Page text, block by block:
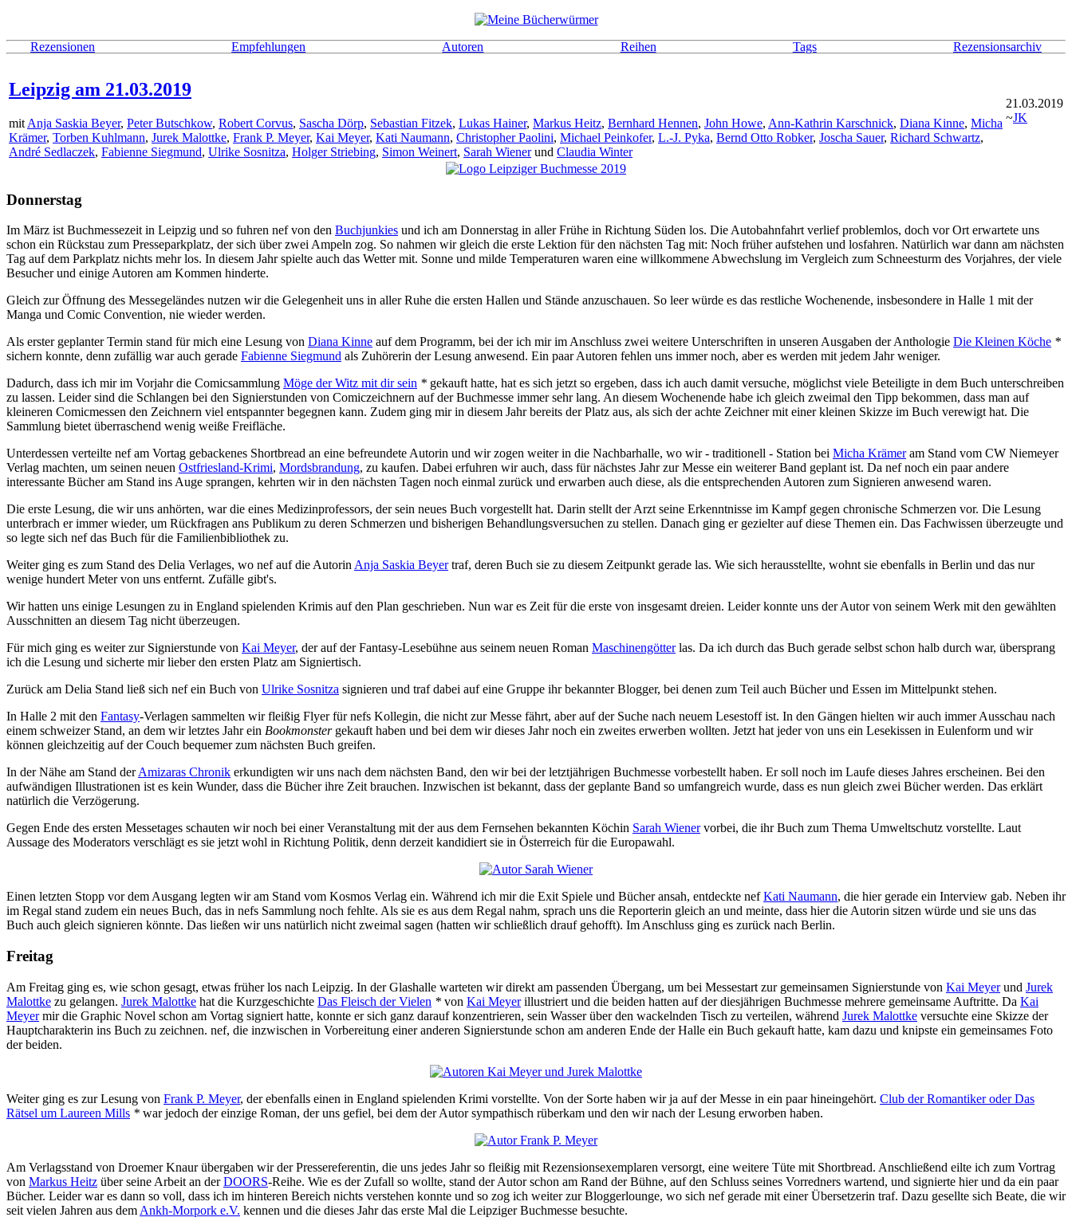
Rezensionen Empfehlungen Autoren Reihen Tags Rezensionsarchiv
Leipzig am 21.03.2019
mit Anja Saskia Beyer, Peter Butschkow, Robert Corvus, Sascha Dörp, Sebastian Fitzek, Lukas Hainer, Markus Heitz, Bernhard Hennen, John Howe, Ann-Kathrin Karschnick, Diana Kinne, Micha
Krämer, Torben Kuhlmann, Jurek Malottke, Frank P. Meyer, Kai Meyer, Kati Naumann, Christopher Paolini, Michael Peinkofer, L.-J. Pyka, Bernd Otto Robker, Joscha Sauer, Richard Schwartz,
André Sedlaczek, Fabienne Siegmund, Ulrike Sosnitza, Holger Striebing, Simon Weinert, Sarah Wienerund Claudia Winter
21.03.2019
~JK
Donnerstag
Im März ist Buchmessezeit in Leipzig und so fuhren nef von den Buchjunkies und ich am Donnerstag in aller Frühe in Richtung Süden los. Die Autobahnfahrt verlief problemlos, doch vor Ort erwartete uns
schon ein Rückstau zum Presseparkplatz, der sich über zwei Ampeln zog. So nahmen wir gleich die erste Lektion für den nächsten Tag mit: Noch früher aufstehen und losfahren. Natürlich war dann am nächsten
Tag auf dem Parkplatz nichts mehr los. In diesem Jahr spielte auch das Wetter mit. Sonne und milde Temperaturen waren eine willkommene Abwechslung im Vergleich zum Schneesturm des Vorjahres, der viele
Besucher und einige Autoren am Kommen hinderte.
Gleich zur Öffnung des Messegeländes nutzen wir die Gelegenheit uns in aller Ruhe die ersten Hallen und Stände anzuschauen. So leer würde es das restliche Wochenende, insbesondere in Halle 1 mit der
Manga und Comic Convention, nie wieder werden.
Als erster geplanter Termin stand für mich eine Lesung von Diana Kinne auf dem Programm, bei der ich mir im Anschluss zwei weitere Unterschriften in unseren Ausgaben der Anthologie Die Kleinen Köche *
sichern konnte, denn zufällig war auch gerade Fabienne Siegmund als Zuhörerin der Lesung anwesend. Ein paar Autoren fehlen uns immer noch, aber es werden mit jedem Jahr weniger.
Dadurch, dass ich mir im Vorjahr die Comicsammlung Möge der Witz mit dir sein * gekauft hatte, hat es sich jetzt so ergeben, dass ich auch damit versuche, möglichst viele Beteiligte in dem Buch unterschreiben
zu lassen. Leider sind die Schlangen bei den Signierstunden von Comiczeichnern auf der Buchmesse immer sehr lang. An diesem Wochenende habe ich gleich zweimal den Tipp bekommen, dass man auf
kleineren Comicmessen den Zeichnern viel entspannter begegnen kann. Zudem ging mir in diesem Jahr bereits der Platz aus, als sich der achte Zeichner mit einer kleinen Skizze im Buch verewigt hat. Die
Sammlung bietet überraschend wenig weiße Freifläche.
Unterdessen verteilte nef am Vortag gebackenes Shortbread an eine befreundete Autorin und wir zogen weiter in die Nachbarhalle, wo wir - traditionell - Station bei Micha Krämeram Stand vom CW Niemeyer
Verlag machten, um seinen neuen Ostfriesland-Krimi, Mordsbrandung, zu kaufen. Dabei erfuhren wir auch, dass für nächstes Jahr zur Messe ein weiterer Band geplant ist. Da nef noch ein paar andere
interessante Bücher am Stand ins Auge sprangen, kehrten wir in den nächsten Tagen noch einmal zurück und erwarben auch diese, als die entsprechenden Autoren zum Signieren anwesend waren.
Die erste Lesung, die wir uns anhörten, war die eines Medizinprofessors, der sein neues Buch vorgestellt hat. Darin stellt der Arzt seine Erkenntnisse im Kampf gegen chronische Schmerzen vor. Die Lesung
unterbrach er immer wieder, um Rückfragen ans Publikum zu deren Schmerzen und bisherigen Behandlungsversuchen zu stellen. Danach ging er gezielter auf diese Themen ein. Das Fachwissen überzeugte und
so legte sich nef das Buch für die Familienbibliothek zu.
Weiter ging es zum Stand des Delia Verlages, wo nef auf die AutorinAnja Saskia Beyertraf, deren Buch sie zu diesem Zeitpunkt gerade las. Wie sich herausstellte, wohnt sie ebenfalls in Berlin und das nur
wenige hundert Meter von uns entfernt. Zufälle gibt's.
Wir hatten uns einige Lesungen zu in England spielenden Krimis auf den Plan geschrieben. Nun war es Zeit für die erste von insgesamt dreien. Leider konnte uns der Autor von seinem Werk mit den gewählten
Ausschnitten an diesem Tag nicht überzeugen.
Für mich ging es weiter zur Signierstunde von Kai Meyer, der auf der Fantasy-Lesebühne aus seinem neuen Roman Maschinengötterlas. Da ich durch das Buch gerade selbst schon halb durch war, übersprang
ich die Lesung und sicherte mir lieber den ersten Platz am Signiertisch.
Zurück am Delia Stand ließ sich nef ein Buch von Ulrike Sosnitza signieren und traf dabei auf eine Gruppe ihr bekannter Blogger, bei denen zum Teil auch Bücher und Essen im Mittelpunkt stehen.
In Halle 2 mit den Fantasy-Verlagen sammelten wir fleißig Flyer für nefs Kollegin, die nicht zur Messe fährt, aber auf der Suche nach neuem Lesestoff ist. In den Gängen hielten wir auch immer Ausschau nach
einem schweizer Stand, an dem wir letztes Jahr ein Bookmonstergekauft haben und bei dem wir dieses Jahr noch ein zweites erwerben wollten. Jetzt hat jeder von uns ein Lesekissen in Eulenform und wir
können gleichzeitig auf der Couch bequemer zum nächsten Buch greifen.
In der Nähe am Stand derAmizaras Chronik erkundigten wir uns nach dem nächsten Band, den wir bei der letztjährigen Buchmesse vorbestellt haben. Er soll noch im Laufe dieses Jahres erscheinen. Bei den
aufwändigen Illustrationen ist es kein Wunder, dass die Bücher ihre Zeit brauchen. Inzwischen ist bekannt, dass der geplante Band so umfangreich wurde, dass es nun gleich zwei Bücher werden. Das erklärt
natürlich die Verzögerung.
Gegen Ende des ersten Messetages schauten wir noch bei einer Veranstaltung mit der aus dem Fernsehen bekannten Köchin Sarah Wienervorbei, die ihr Buch zum Thema Umweltschutz vorstellte. Laut
Aussage des Moderators verschlägt es sie jetzt wohl in Richtung Politik, denn derzeit kandidiert sie in Österreich für die Europawahl.
Einen letzten Stopp vor dem Ausgang legten wir am Stand vom Kosmos Verlag ein. Während ich mir die Exit Spiele und Bücher ansah, entdeckte nefKati Naumann, die hier gerade ein Interview gab. Neben ihr
im Regal stand zudem ein neues Buch, das in nefs Sammlung noch fehlte. Als sie es aus dem Regal nahm, sprach uns die Reporterin gleich an und meinte, dass hier die Autorin sitzen würde und sie uns das
Buch auch gleich signieren könnte. Das ließen wir uns natürlich nicht zweimal sagen (hatten wir schließlich drauf gehofft). Im Anschluss ging es zurück nach Berlin.
Freitag
Am Freitag ging es, wie schon gesagt, etwas früher los nach Leipzig. In der Glashalle warteten wir direkt am passenden Übergang, um bei Messestart zur gemeinsamen Signierstunde von Kai Meyerund Jurek
Malottke zu gelangen. Jurek Malottke hat die Kurzgeschichte Das Fleisch der Vielen * von Kai Meyerillustriert und die beiden hatten auf der diesjährigen Buchmesse mehrere gemeinsame Auftritte. Da Kai
Meyermir die Graphic Novel schon am Vortag signiert hatte, konnte er sich ganz darauf konzentrieren, sein Wasser über den wackelnden Tisch zu verteilen, während Jurek Malottke versuchte eine Skizze der
Hauptcharakterin ins Buch zu zeichnen. nef, die inzwischen in Vorbereitung einer anderen Signierstunde schon am anderen Ende der Halle ein Buch gekauft hatte, kam dazu und knipste ein gemeinsames Foto
der beiden.
Weiter ging es zur Lesung von Frank P. Meyer, der ebenfalls einen in England spielenden Krimi vorstellte. Von der Sorte haben wir ja auf der Messe in ein paar hineingehört. Club der Romantiker oder Das
Rätsel um Laureen Mills * war jedoch der einzige Roman, der uns gefiel, bei dem der Autor sympathisch rüberkam und den wir nach der Lesung erworben haben.
Am Verlagsstand von Droemer Knaur übergaben wir der Pressereferentin, die uns jedes Jahr so fleißig mit Rezensionsexemplaren versorgt, eine weitere Tüte mit Shortbread. Anschließend eilte ich zum Vortrag
von Markus Heitz über seine Arbeit an derDOORS-Reihe. Wie es der Zufall so wollte, stand der Autor schon am Rand der Bühne, auf den Schluss seines Vorredners wartend, und signierte hier und da ein paar
Bücher. Leider war es dann so voll, dass ich im hinteren Bereich nichts verstehen konnte und so zog ich weiter zur Bloggerlounge, wo sich nef gerade mit einer Übersetzerin traf. Dazu gesellte sich Beate, die wir
seit vielen Jahren aus dem Ankh-Morpork e.V. kennen und die dieses Jahr das erste Mal die Leipziger Buchmesse besuchte.